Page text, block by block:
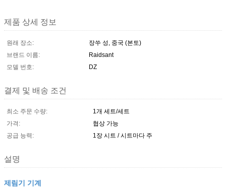
제품 상세 정보
원래 장소:
장쑤 성, 중국 (본토)
브랜드 이름:
Raidsant
모델 번호:
DZ
결제 및 배송 조건
최소 주문 수량:
1개 세트/세트
가격:
협상 가능
공급 능력:
1장 시트 / 시트마다 주
설명
제림기 기계